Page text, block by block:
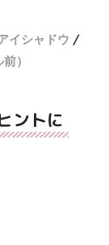
イシャドウ
）
ントに